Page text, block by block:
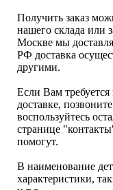
Получить заказ
нашего склада или
Москве мы
РФ доставка
другими.
Если Вам
доставке,
воспользуйтесь
странице
помогут.
В наименование
характеристики,